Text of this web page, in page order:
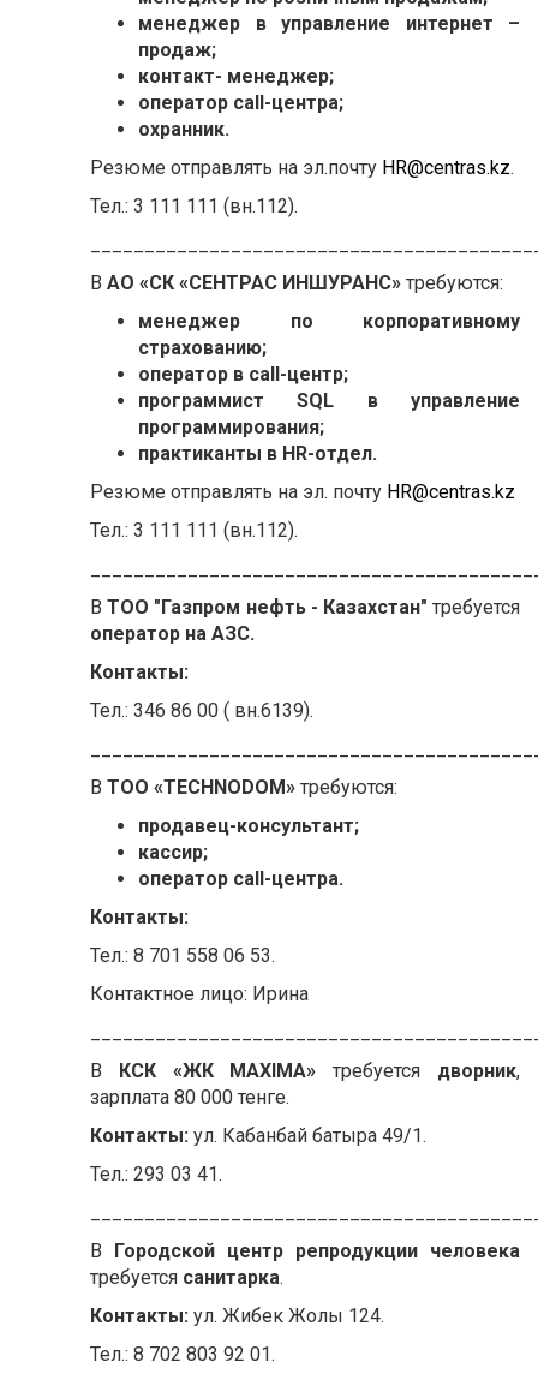
менеджер в управление интернет –
продаж;
контакт- менеджер;
оператор сall-центра;
охранник.
Резюме отправлять на эл.почту HR@centras.kz.
Тел.: 3 111 111 (вн.112).
В АО «СК «СЕНТРАС ИНШУРАНС» требуются:
менеджер по корпоративному
страхованию;
оператор в сall-центр;
программист SQL в управление
программирования;
практиканты в HR-отдел.
Резюме отправлять на эл. почту HR@centras.kz
Тел.: 3 111 111 (вн.112).
ВТОО "Газпром нефть - Казахстан" требуется
оператор на АЗС.
Контакты:
Тел.: 346 86 00 ( вн.6139).
В ТОО «ТECHNODOM» требуются:
продавец-консультант;
кассир;
оператор call-центра.
Контакты:
Тел.: 8 701 558 06 53.
Контактное лицо: Ирина
В КСК «ЖК MAXIMA» требуется дворник,
зарплата 80 000 тенге.
Контакты: ул. Кабанбай батыра 49/1.
Тел.: 293 03 41.
В Городской центр репродукции человека
требуется санитарка.
Контакты: ул. Жибек Жолы 124.
Тел.: 8 702 803 92 01.